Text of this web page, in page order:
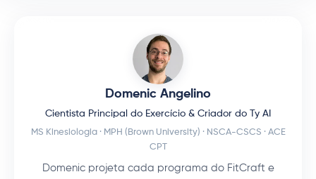
Domenic Angelino
Cientista Principal do Exercício & Criador do Ty AI
MS Kinesiologia · MPH (Brown University) · NSCA-CSCS · ACE
CPT
Domenic projeta cada programa do FitCraft e